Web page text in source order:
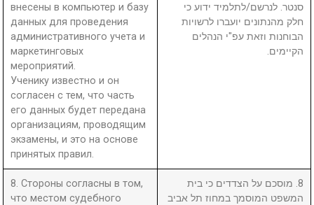
внесены в компьютер и базу
данных для проведения
административного учета и
маркетинговых
мероприятий.
Ученику известно и он
согласен с тем, что часть
его данных будет передана
организациям, проводящим
экзамены, и это на основе
принятых правил.
סנטר. לנרשם/לתלמיד ידוע כי
חלק מהנתונים יועברו לרשויות
הבוחנות וזאת עפ"י הנהלים
הקיימים.
8. Стороны согласны в том,
что местом судебного
8. מוסכם על הצדדים כי בית
המשפט המוסמך במחוז תל אביב